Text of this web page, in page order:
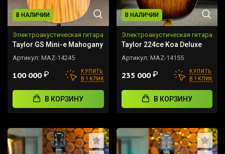
В НАЛИЧИИ
Электроакустическая гитара
Taylor GS Mini-e Mahogany
Артикул: MAZ-14245
100 000₽
КУПИТЬ
В 1 КЛИК
В КОРЗИНУ
В НАЛИЧИИ
Электроакустическая гитара
Taylor 224ce Koa Deluxe
Артикул: MAZ-14155
235 000₽
КУПИТЬ
В 1 КЛИК
В КОРЗИНУ